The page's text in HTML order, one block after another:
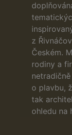
z
Českém.
rodiny a
o plavbu,
tak
ohledu na